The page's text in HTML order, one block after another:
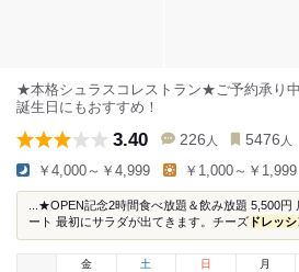
★本格シュラスコレストラン★ご予約承り中
誕生日にもおすすめ！
3.40 226 人 5476 人
￥4,000～￥4,999 ￥1,000～￥1,999
...★OPEN記念2時間食べ放題＆飲み放題 5,500円
ート 最初にサラダが出てきます。チーズ ドレッ
金
土 日 月